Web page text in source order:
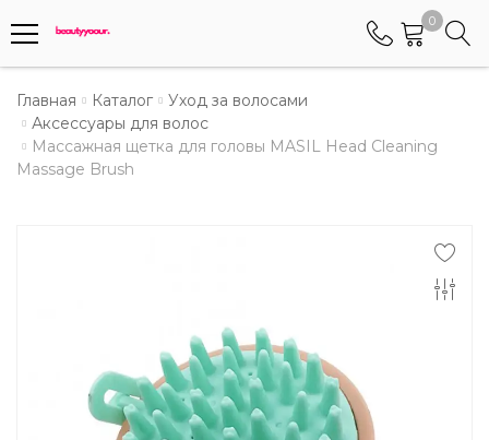
0
Телефоны
+375 (29) 8405655
Менеджер по работе АБС клиентами
Главная Каталог
Уход за волосами
Аксессуары для волос
Массажная щетка для головы MASIL Head Cleaning
Massage Brush